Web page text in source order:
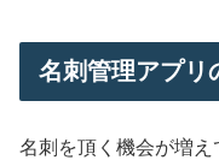
名刺管理アプリ
名刺を頂く機会が増え